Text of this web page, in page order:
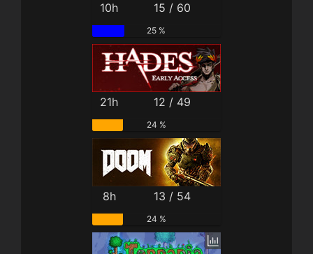
10h 15 / 60
25 %
21h 12 / 49
24 %
8h 13 / 54
24 %